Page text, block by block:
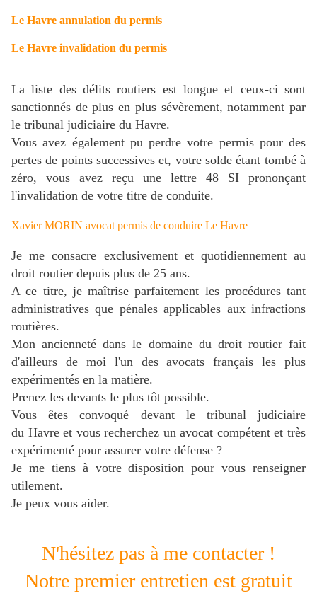
Le Havre annulation du permis
Le Havre invalidation du permis
La liste des délits routiers est longue et ceux-ci sont
sanctionnés de plus en plus sévèrement, notamment par
le tribunal judiciaire du Havre.
Vous avez également pu perdre votre permis pour des
pertes de points successives et, votre solde étant tombé à
zéro, vous avez reçu une lettre 48 SI prononçant
l'invalidation de votre titre de conduite.
Xavier MORIN avocat permis de conduire Le Havre
Je me consacre exclusivement et quotidiennement au
droit routier depuis plus de 25 ans.
A ce titre, je maîtrise parfaitement les procédures tant
administratives que pénales applicables aux infractions
routières.
Mon ancienneté dans le domaine du droit routier fait
d'ailleurs de moi l'un des avocats français les plus
expérimentés en la matière.
Prenez les devants le plus tôt possible.
Vous êtes convoqué devant le tribunal judiciaire
du Havreet vous recherchez un avocat compétent et très
expérimenté pour assurer votre défense ?
Je me tiens à votre disposition pour vous renseigner
utilement.
Je peux vous aider.
N'hésitez pas à me contacter !
Notre premier entretien est gratuit